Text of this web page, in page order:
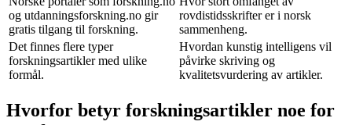
og utdanningsforskning.no gir
gratis tilgang til forskning.
rovdistidsskrifter er i norsk
sammenheng.
Det finnes flere typer
forskningsartikler med ulike
formål.
Hvordan kunstig intelligens vil
påvirke skriving og
kvalitetsvurdering av artikler.
Hvorfor betyr forskningsartikler noe for